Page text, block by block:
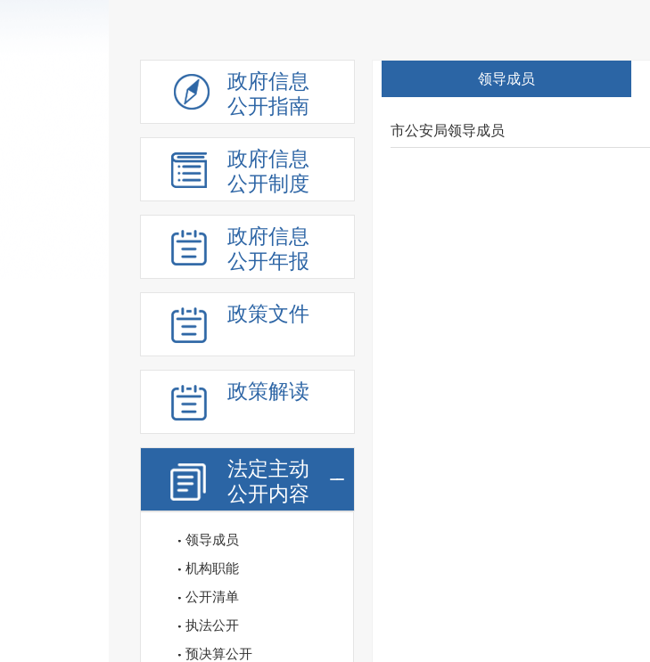
政府信息
公开指南
政府信息
公开制度
政府信息
公开年报
政策文件
政策解读
法定主动
公开内容
领导成员
机构职能
公开清单
执法公开
预决算公开
领导成员
市公安局领导成员